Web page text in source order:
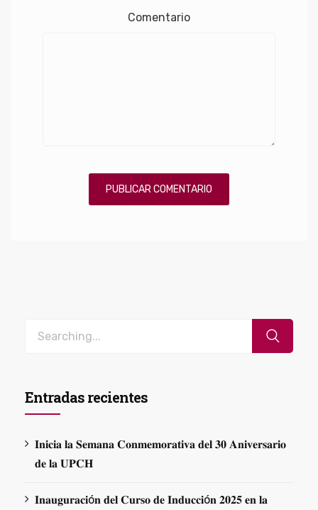
Comentario
Entradas recientes
𝐈𝐧𝐢𝐜𝐢𝐚 𝐥𝐚 𝐒𝐞𝐦𝐚𝐧𝐚 𝐂𝐨𝐧𝐦𝐞𝐦𝐨𝐫𝐚𝐭𝐢𝐯𝐚 𝐝𝐞𝐥 𝟑𝟎 𝐀𝐧𝐢𝐯𝐞𝐫𝐬𝐚𝐫𝐢𝐨
𝐝𝐞 𝐥𝐚 𝐔𝐏𝐂𝐇
𝐈𝐧𝐚𝐮𝐠𝐮𝐫𝐚𝐜𝐢ó𝐧 𝐝𝐞𝐥 𝐂𝐮𝐫𝐬𝐨 𝐝𝐞 𝐈𝐧𝐝𝐮𝐜𝐜𝐢ó𝐧 𝟐𝟎𝟐𝟓 𝐞𝐧 𝐥𝐚